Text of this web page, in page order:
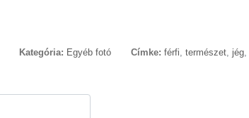
Kategória: Egyéb fotó Címke: férfi, természet, jég,